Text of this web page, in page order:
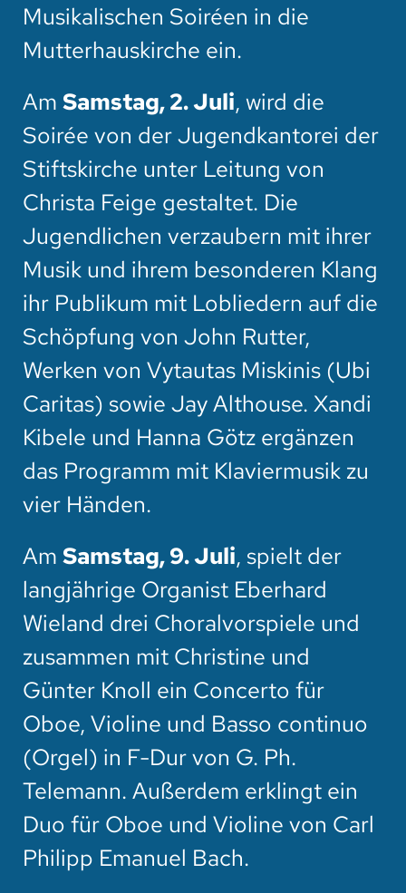
Musikalischen Soiréen in die
Mutterhauskirche ein.
Am Samstag, 2. Juli, wird die
Soirée von der Jugendkantorei der
Stiftskirche unter Leitung von
Christa Feige gestaltet. Die
Jugendlichen verzaubern mit ihrer
Musik und ihrem besonderen Klang
ihr Publikum mit Lobliedern auf die
Schöpfung von John Rutter,
Werken von Vytautas Miskinis (Ubi
Caritas) sowie Jay Althouse. Xandi
Kibele und Hanna Götz ergänzen
das Programm mit Klaviermusik zu
vier Händen.
Am Samstag, 9. Juli, spielt der
langjährige Organist Eberhard
Wieland drei Choralvorspiele und
zusammen mit Christine und
Günter Knoll ein Concerto für
Oboe, Violine und Basso continuo
(Orgel) in F-Dur von G. Ph.
Telemann. Außerdem erklingt ein
Duo für Oboe und Violine von Carl
Philipp Emanuel Bach.